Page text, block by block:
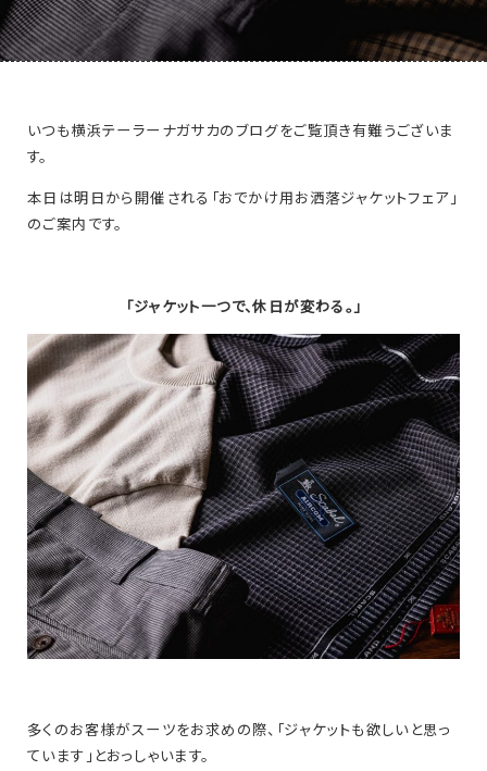
いつも横浜テーラーナガサカのブログをご覧頂き有難うございま
す。
本日は明日から開催される「おでかけ用お洒落ジャケットフェア」
のご案内です。
「ジャケット一つで、休日が変わる。」
多くのお客様がスーツをお求めの際、「ジャケットも欲しいと思っ
ています」とおっしゃいます。